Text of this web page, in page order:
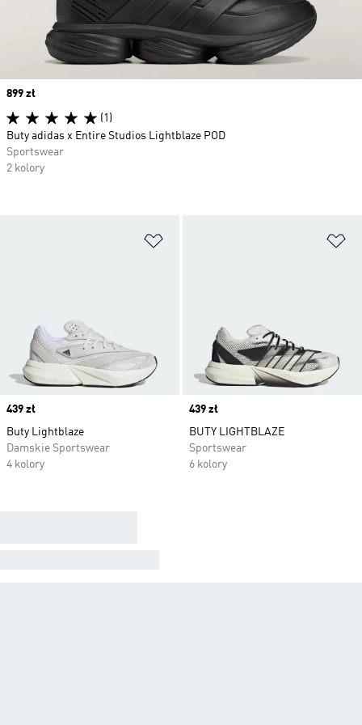
Price
439 zł
Buty Lightblaze
Damskie Sportswear
4 kolory
Price
439 zł
BUTY LIGHTBLAZE
Sportswear
6 kolory
Price
899 zł
(1)
Buty adidas x Entire Studios Lightblaze POD
Sportswear
2 kolory